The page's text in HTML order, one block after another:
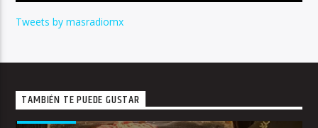
Tweets by masradiomx
TAMBIÉN TE PUEDE GUSTAR